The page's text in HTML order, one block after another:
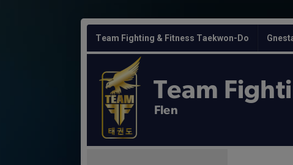
Team Fighting & Fitness Taekwon-Do
Team
Flen